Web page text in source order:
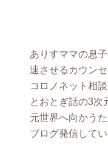
ありすママの息
速させるカウン
コロノネット相
とおとぎ話の3次
元世界へ向かう
ブログ発信してい